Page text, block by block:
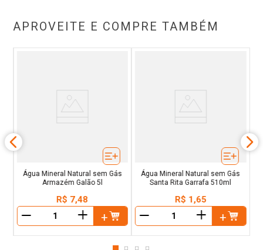
APROVEITE E COMPRE TAMBÉM
Água Mineral Natural sem Gás
Armazém Galão 5l
R$ 7,48
＋
Água Mineral Natural sem Gás
Santa Rita Garrafa 510ml
R$ 1,65
＋